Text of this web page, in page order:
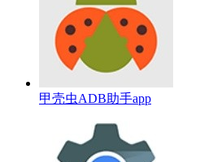
甲壳虫ADB助手app